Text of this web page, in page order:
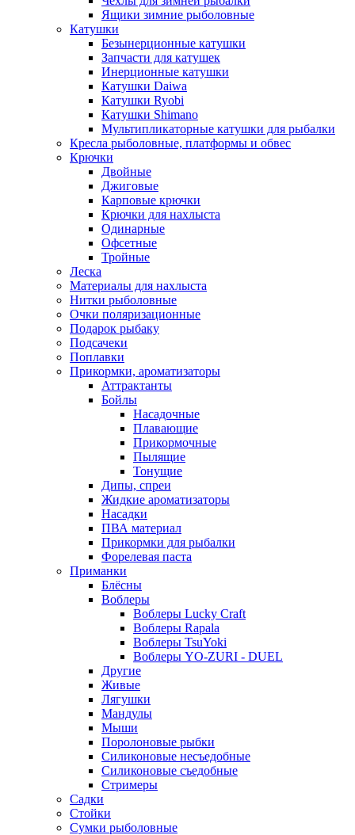
Ящики зимние рыболовные
Катушки
Безынерционные катушки
Запчасти для катушек
Инерционные катушки
Катушки Daiwa
Катушки Ryobi
Катушки Shimano
Мультипликаторные катушки для рыбалки
Кресла рыболовные, платформы и обвес
Крючки
Двойные
Джиговые
Карповые крючки
Крючки для нахлыста
Одинарные
Офсетные
Тройные
Леска
Материалы для нахлыста
Нитки рыболовные
Очки поляризационные
Подарок рыбаку
Подсачеки
Поплавки
Прикормки, ароматизаторы
Аттрактанты
Бойлы
Насадочные
Плавающие
Прикормочные
Пылящие
Тонущие
Дипы, спреи
Жидкие ароматизаторы
Насадки
ПВА материал
Прикормки для рыбалки
Форелевая паста
Приманки
Блёсны
Воблеры
Воблеры Lucky Craft
Воблеры Rapala
Воблеры TsuYoki
Воблеры YO-ZURI - DUEL
Другие
Живые
Лягушки
Мандулы
Мыши
Поролоновые рыбки
Силиконовые несъедобные
Силиконовые съедобные
Стримеры
Садки
Стойки
Сумки рыболовные